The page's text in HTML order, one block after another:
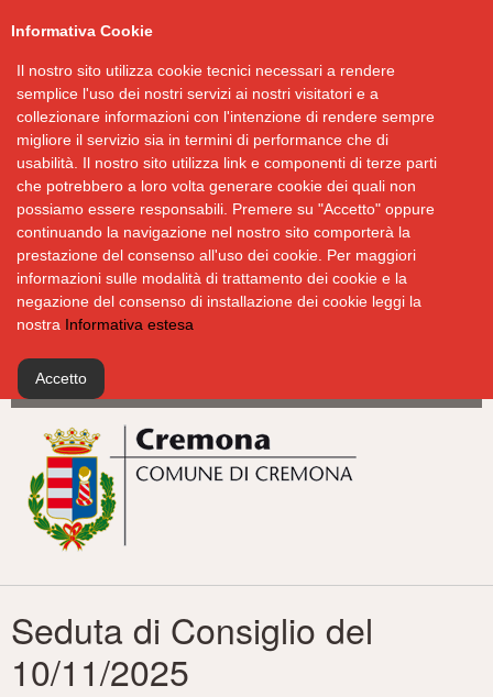
Informativa Cookie
Il nostro sito utilizza cookie tecnici necessari a rendere
semplice l'uso dei nostri servizi ai nostri visitatori e a
collezionare informazioni con l'intenzione di rendere sempre
migliore il servizio sia in termini di performance che di
usabilità. Il nostro sito utilizza link e componenti di terze parti
che potrebbero a loro volta generare cookie dei quali non
possiamo essere responsabili. Premere su "Accetto" oppure
continuando la navigazione nel nostro sito comporterà la
prestazione del consenso all'uso dei cookie. Per maggiori
informazioni sulle modalità di trattamento dei cookie e la
negazione del consenso di installazione dei cookie leggi la
nostra Informativa estesa
Accetto
Salta
al
contenuto
Seduta di Consiglio del
10/11/2025